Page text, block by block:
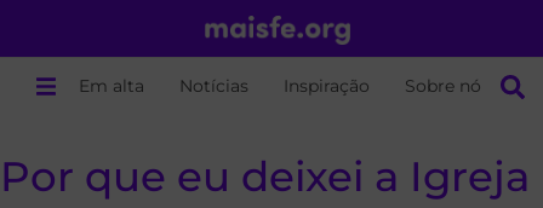
Em alta Notícias Inspiração Sobre nós
Por que eu deixei a Igreja